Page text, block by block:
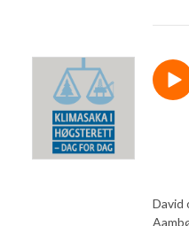
Klimasaka er den rettssaka der
sidan Den store konsesjonssaka i
David